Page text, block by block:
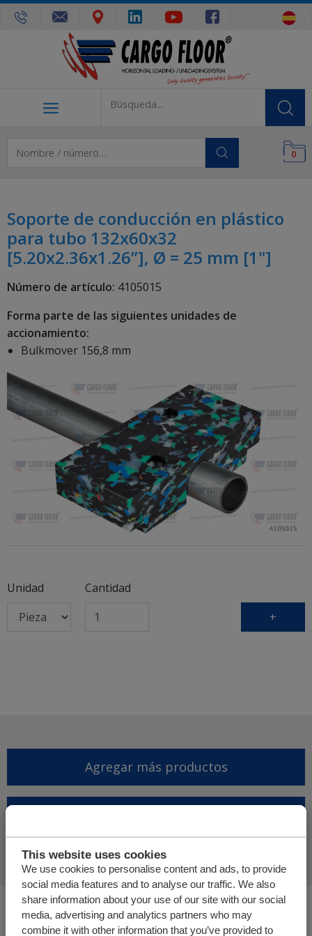
This website uses cookies
We use cookies to personalise content and ads, to provide
social media features and to analyse our traffic. We also
share information about your use of our site with our social
media, advertising and analytics partners who may
combine it with other information that you’ve provided to
0
Soporte de conducción en plástico
para tubo 132x60x32
[5.20x2.36x1.26”], Ø = 25 mm [1"]
Número de artículo: 4105015
Forma parte de las siguientes unidades de
accionamiento:
Bulkmover 156,8 mm
Unidad
Cantidad
+
Agregar más productos
presupuesto
Usted está aquí:
Cargo Floor | Sistema de (des)carga horizontal